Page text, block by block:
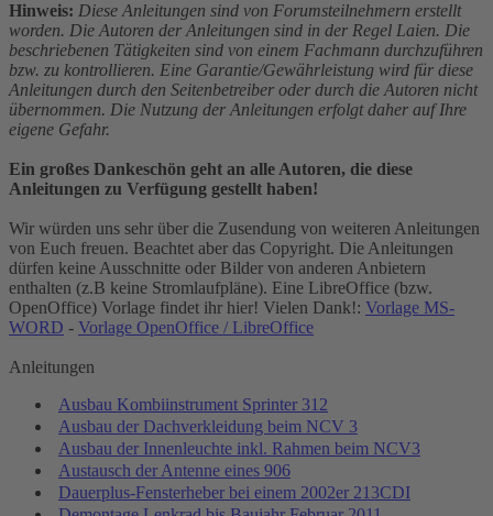
Hinweis: Diese Anleitungen sind von Forumsteilnehmern erstellt
worden. Die Autoren der Anleitungen sind in der Regel Laien. Die
beschriebenen Tätigkeiten sind von einem Fachmann durchzuführen
bzw. zu kontrollieren. Eine Garantie/Gewährleistung wird für diese
Anleitungen durch den Seitenbetreiber oder durch die Autoren nicht
übernommen. Die Nutzung der Anleitungen erfolgt daher auf Ihre
eigene Gefahr.
Ein großes Dankeschön geht an alle Autoren, die diese
Anleitungen zu Verfügung gestellt haben!
Wir würden uns sehr über die Zusendung von weiteren Anleitungen
von Euch freuen. Beachtet aber das Copyright. Die Anleitungen
dürfen keine Ausschnitte oder Bilder von anderen Anbietern
enthalten (z.B keine Stromlaufpläne). Eine LibreOffice (bzw.
OpenOffice) Vorlage findet ihr hier! Vielen Dank!: Vorlage MS-
WORD - Vorlage OpenOffice / LibreOffice
Anleitungen
Ausbau Kombiinstrument Sprinter 312
Ausbau der Dachverkleidung beim NCV 3
Ausbau der Innenleuchte inkl. Rahmen beim NCV3
Austausch der Antenne eines 906
Dauerplus-Fensterheber bei einem 2002er 213CDI